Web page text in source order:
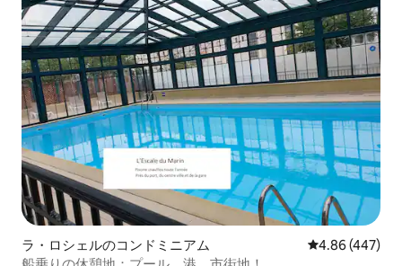
ラ・ロシェルのコンドミニアム レビュー447
4.86 (447)